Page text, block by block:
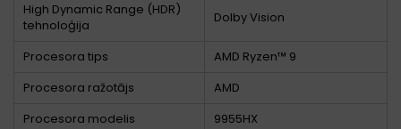
High Dynamic Range (HDR)
tehnoloģija
Dolby Vision
Procesora tips
AMD Ryzen™ 9
Procesora ražotājs
AMD
Procesora modelis
9955HX